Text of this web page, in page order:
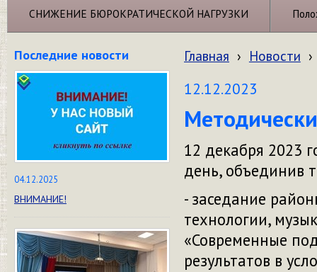
СНИЖЕНИЕ БЮРОКРАТИЧЕСКОЙ НАГРУЗКИ
Последние новости
04.12.2025
ВНИМАНИЕ!
Главная › Новости ›
12.12.2023
12 декабря 2023
день, объединив
- заседание
технологии,
«Современные
результатов в